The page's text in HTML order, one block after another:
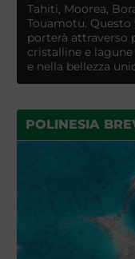
Tahiti, Moorea,
Touamotu.
porterà attraverso
cristalline e
e nella bellezza
POLINESIA